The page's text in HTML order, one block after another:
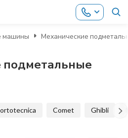
машины Механические
подметальные
Comet Ghibli